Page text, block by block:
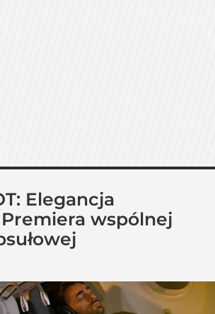
Elegancja
wspólnej